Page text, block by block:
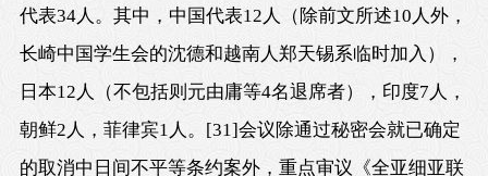
代表34人。其中，中国代表12人（除前文所述10人外，
长崎中国学生会的沈德和越南人郑天锡系临时加入），
日本12人（不包括则元由庸等4名退席者），印度7人，
朝鲜2人，菲律宾1人。
[31]会议除通过秘密会就已确定
的取消中日间不平等条约案外，重点审议《全亚细亚联